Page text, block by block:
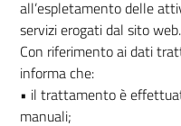
all’espletamento delle
servizi erogati dal sito web.
Con riferimento ai dati
informa che:
• il trattamento è
manuali;